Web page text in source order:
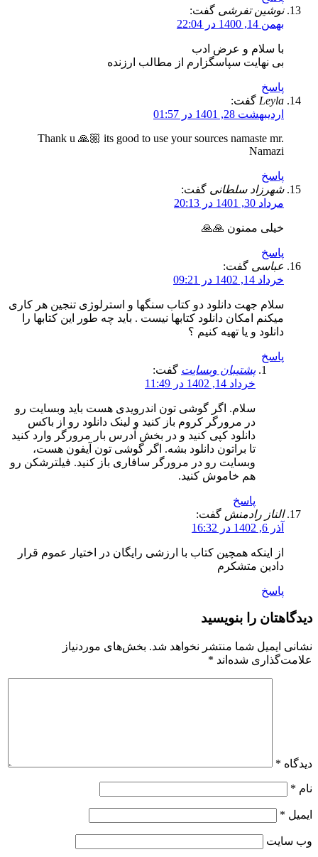
نوشین تفرشی گفت:
بهمن 14, 1400 در 22:04
با سلام و عرض ادب
بی نهایت سپاسگزارم از مطالب ارزنده
پاسخ
Leyla گفت:
اردیبهشت 28, 1401 در 01:57
Thank u 🙏🏼 its good to use your sources namaste mr.
Namazi
پاسخ
شهرزاد سلطانی گفت:
مرداد 30, 1401 در 20:13
خیلی ممنون 🙏🙏
پاسخ
عباسی گفت:
خرداد 14, 1402 در 09:21
سلام جهت دانلود دو کتاب سنگها و استرلوژی تنجین هر کاری
میکنم امکان دانلود کتابها نیست . باید چه طور این کتابها را
دانلود و یا تهیه کنیم ؟
پاسخ
پشتیبان وبسایت گفت:
خرداد 14, 1402 در 11:49
سلام. اگر گوشی تون اندرویدی هست باید وبسایت رو
در مرورگر کروم باز کنید و لینک دانلود رو از باکس
دانلود کپی کنید و در بخش آدرس بار مرورگر وارد کنید
تا براتون دانلود بشه. اگر گوشی تون آیفون هست،
وبسایت رو در مرورگر سافاری باز کنید. فیلترشکن رو
هم خاموش کنید.
پاسخ
الناز رادمنش گفت:
آذر 6, 1402 در 16:32
از اینکه همچین کتاب با ارزشی رایگان در اختیار عموم قرار
دادین متشکرم
پاسخ
دیدگاهتان را بنویسید
نشانی ایمیل شما منتشر نخواهد شد. بخش‌های موردنیاز
علامت‌گذاری شده‌اند *
دیدگاه *
نام *
ایمیل *
وب‌ سایت